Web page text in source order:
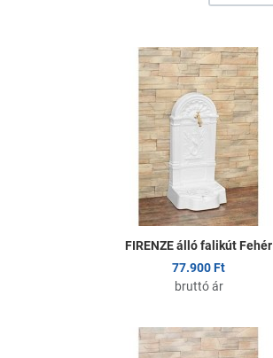
FIRENZE álló falikút Fehér
77.900 Ft
bruttó ár